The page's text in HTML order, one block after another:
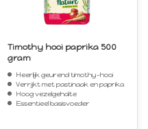
Timothy hooi paprika 500
gram
Heerlijk geurend timothy-hooi
Verrijkt met pastinaak en paprika
Hoog vezelgehalte
Essentieel basisvoeder